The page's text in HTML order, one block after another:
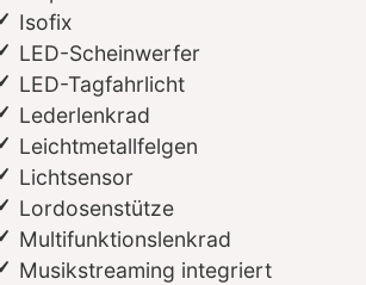
Isofix
LED-Scheinwerfer
LED-Tagfahrlicht
Lederlenkrad
Leichtmetallfelgen
Lichtsensor
Lordosenstütze
Multifunktionslenkrad
Musikstreaming integriert